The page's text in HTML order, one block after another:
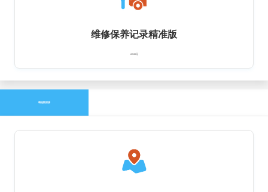
维修保养记录精准版
22.00元
精选数据源